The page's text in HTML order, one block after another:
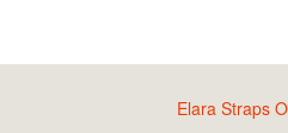
Elara Straps